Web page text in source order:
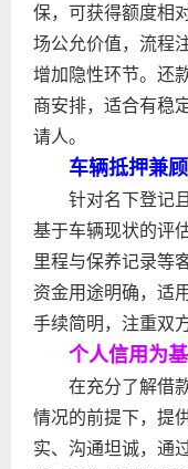
保，可获得额度相
场公允价值，流程
增加隐性环节。还
商安排，适合有稳
请人。
车辆抵押兼
针对名下登记
基于车辆现状的评
里程与保养记录等
资金用途明确，适
手续简明，注重双
个人信用为
在充分了解借
情况的前提下，提
实、沟通坦诚，通